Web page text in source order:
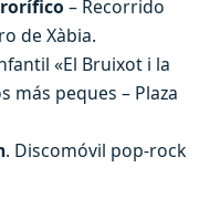
– Recorrido
de Xàbia.
«El Bruixot i la
más peques – Plaza
. Discomóvil pop-rock